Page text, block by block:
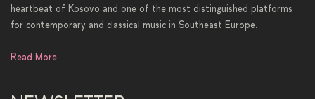
heartbeat of Kosovo and one of the most distinguished platforms
for contemporary and classical music in Southeast Europe.
Read More